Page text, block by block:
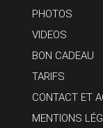
PHOTOS
VIDEOS
BON CADEAU
TARIFS
CONTACT ET
MENTIONS